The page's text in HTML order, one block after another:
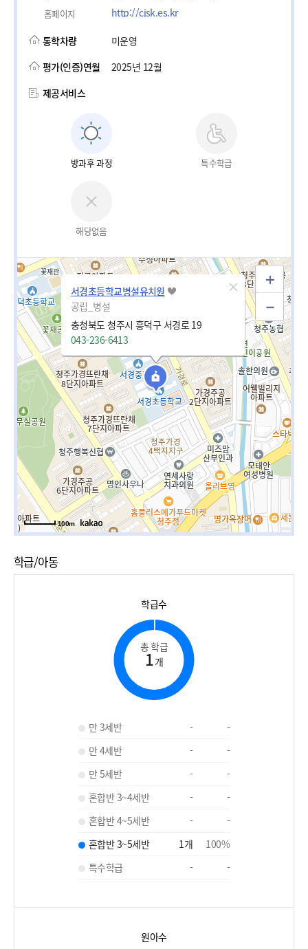
홈페이지 http://cjsk.es.kr
통학차량
미운영
평가(인증)연월
2025년 12월
제공서비스
방과후 과정 특수학급
해당없음
서경초등학교병설유치원
공립_병설
충청북도 청주시 흥덕구 서경로 19
043-236-6413
100m
학급/아동
학급수
총 학급
1개
만 3세반 -
-
만 4세반
-
-
만 5세반
-
-
혼합반 3~4세반
-
-
혼합반 4~5세반
-
-
혼합반 3~5세반
1개 100%
특수학급
- -
원아수